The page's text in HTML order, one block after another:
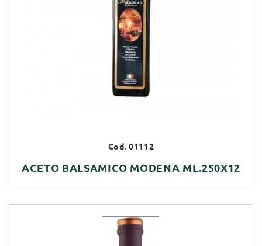
Cod. 01112
ACETO BALSAMICO MODENA ML.250X12